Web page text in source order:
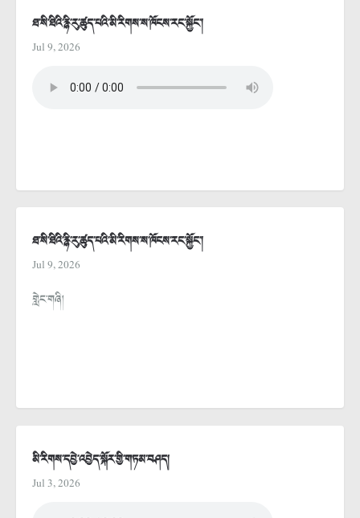
ཐ་སི་ཐིའི་རྙི་རུ་ཚུད་པའི་མི་རིགས་ས་ཁོངས་རང་སྐྱོང་།
Jul 9, 2026
ཐ་སི་ཐིའི་རྙི་རུ་ཚུད་པའི་མི་རིགས་ས་ཁོངས་རང་སྐྱོང་།
Jul 9, 2026
གླེང་གཞི།
མི་རིགས་དབྱེ་འབྱེད་སྐོར་གྱི་གཏམ་བཤད།
Jul 3, 2026